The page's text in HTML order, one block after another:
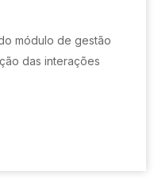
módulo de gestão
das interações